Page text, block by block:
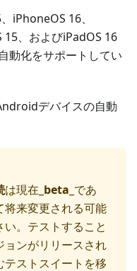
iPhoneOS 16、
15、およびiPadOS 16
動化をサポートしてい
デバイスの自動
は現在_ beta _であ
将来変更される可能
。テストすること
ョンがリリースされ
テストスイートを移